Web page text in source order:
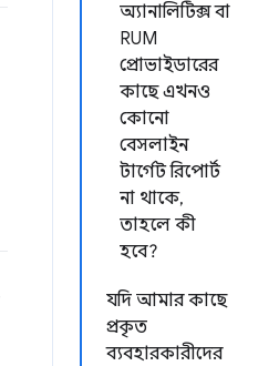
অ্যানালিটিক্স বা
RUM
প্রোভাইডারের
কাছে এখনও
কোনো
বেসলাইন
টার্গেট রিপোর্ট
না থাকে,
তাহলে কী
হবে?
যদি আমার কাছে
প্রকৃত
ব্যবহারকারীদের